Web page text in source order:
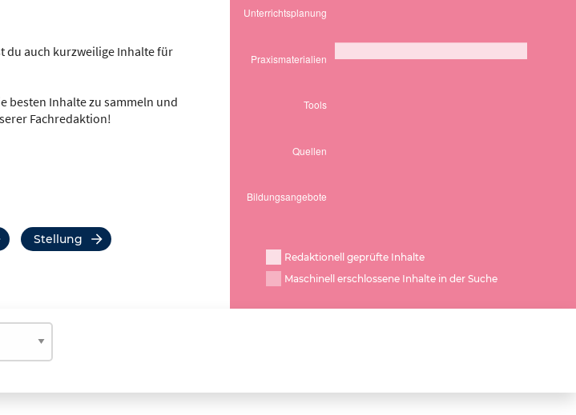
du auch kurzweilige Inhalte für
besten Inhalte zu sammeln und
Fachredaktion!
Stellung
Redaktionell geprüfte Inhalte
Maschinell erschlossene Inhalte in der Suche